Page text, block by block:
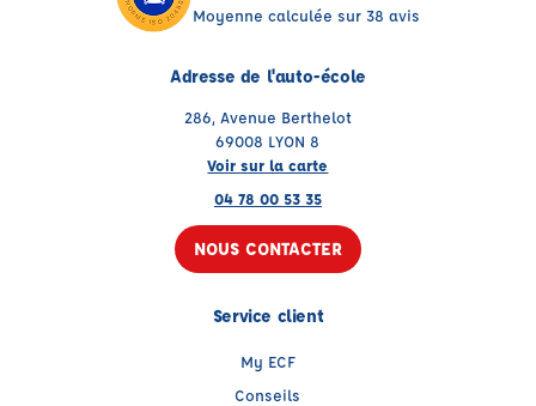
Moyenne calculée sur 38 avis
Adresse de l'auto-école
286, Avenue Berthelot
69008 LYON 8
Voir sur la carte
04 78 00 53 35
NOUS CONTACTER
Service client
My ECF
Conseils